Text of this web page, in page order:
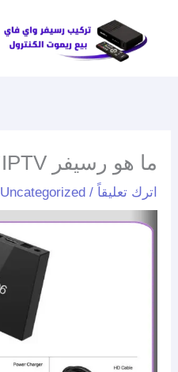
المحتوى
ما هو رسيفر IPTV؟
اترك تعليقاً /
Uncategorized